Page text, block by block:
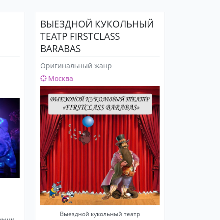
ВЫЕЗДНОЙ КУКОЛЬНЫЙ
ТЕАТР FIRSTCLASS
BARABAS
Оригинальный жанр
Москва
Выездной кукольный театр